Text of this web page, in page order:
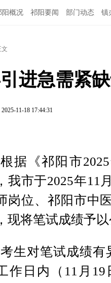
阳概况 祁阳要闻 部门动态 镇
文
进急需紧
2025-11-18 17:44:31
根据《祁阳市
我市于2025年11
岗位、祁阳市中
现将笔试成绩予
考生对笔试成绩有
作日内（11月19